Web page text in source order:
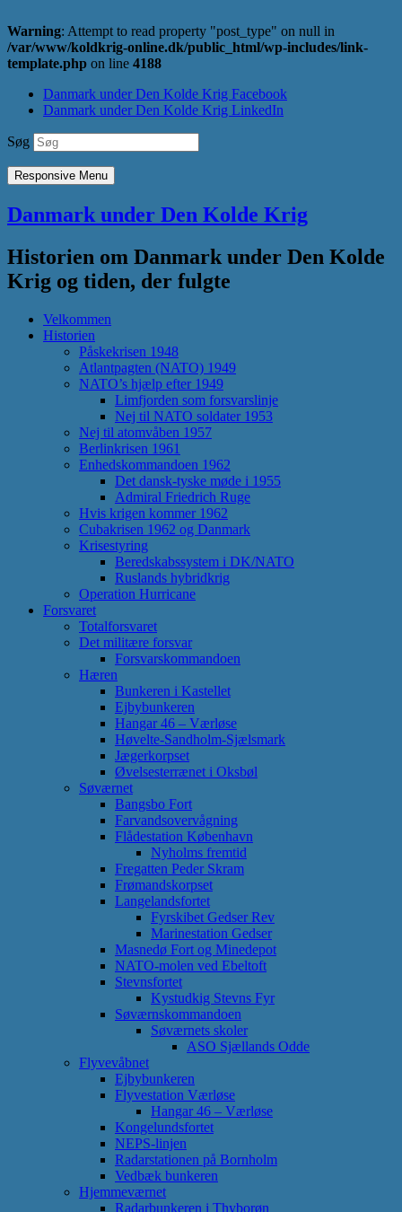
Warning: Attempt to read property "post_type" on null in
/var/www/koldkrig-online.dk/public_html/wp-includes/link-
template.php on line 4188
Danmark under Den Kolde Krig Facebook
Danmark under Den Kolde Krig LinkedIn
Søg
Responsive Menu
Danmark under Den Kolde Krig
Historien om Danmark under Den Kolde
Krig og tiden, der fulgte
Velkommen
Historien
Påskekrisen 1948
Atlantpagten (NATO) 1949
NATO’s hjælp efter 1949
Limfjorden som forsvarslinje
Nej til NATO soldater 1953
Nej til atomvåben 1957
Berlinkrisen 1961
Enhedskommandoen 1962
Det dansk-tyske møde i 1955
Admiral Friedrich Ruge
Hvis krigen kommer 1962
Cubakrisen 1962 og Danmark
Krisestyring
Beredskabssystem i DK/NATO
Ruslands hybridkrig
Operation Hurricane
Forsvaret
Totalforsvaret
Det militære forsvar
Forsvarskommandoen
Hæren
Bunkeren i Kastellet
Ejbybunkeren
Hangar 46 – Værløse
Høvelte-Sandholm-Sjælsmark
Jægerkorpset
Øvelsesterrænet i Oksbøl
Søværnet
Bangsbo Fort
Farvandsovervågning
Flådestation København
Nyholms fremtid
Fregatten Peder Skram
Frømandskorpset
Langelandsfortet
Fyrskibet Gedser Rev
Marinestation Gedser
Masnedø Fort og Minedepot
NATO-molen ved Ebeltoft
Stevnsfortet
Kystudkig Stevns Fyr
Søværnskommandoen
Søværnets skoler
ASO Sjællands Odde
Flyvevåbnet
Ejbybunkeren
Flyvestation Værløse
Hangar 46 – Værløse
Kongelundsfortet
NEPS-linjen
Radarstationen på Bornholm
Vedbæk bunkeren
Hjemmeværnet
Radarbunkeren i Thyborøn